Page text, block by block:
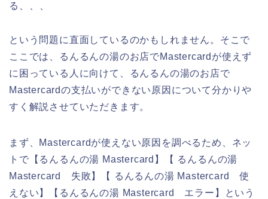
る、、、
という問題に直面しているのかもしれません。そこで
ここでは、るんるんの湯のお店でMastercardが使えず
に困っている人に向けて、るんるんの湯のお店で
Mastercardの支払いができない原因について分かりや
すく解説させていただきます。
まず、Mastercardが使えない原因を調べるため、ネッ
トで【るんるんの湯 Mastercard】【 るんるんの湯
Mastercard 失敗】【 るんるんの湯 Mastercard 使
えない】【るんるんの湯 Mastercard エラー】という